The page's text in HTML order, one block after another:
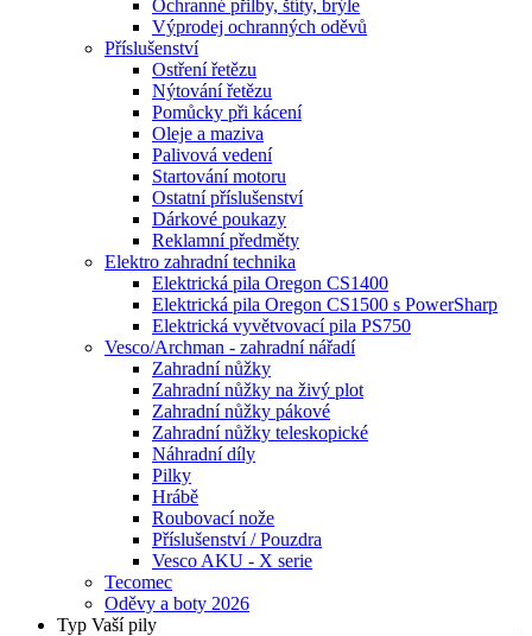
Ochranné přilby, štíty, brýle
Výprodej ochranných oděvů
Příslušenství
Ostření řetězu
Nýtování řetězu
Pomůcky při kácení
Oleje a maziva
Palivová vedení
Startování motoru
Ostatní příslušenství
Dárkové poukazy
Reklamní předměty
Elektro zahradní technika
Elektrická pila Oregon CS1400
Elektrická pila Oregon CS1500 s PowerSharp
Elektrická vyvětvovací pila PS750
Vesco/Archman - zahradní nářadí
Zahradní nůžky
Zahradní nůžky na živý plot
Zahradní nůžky pákové
Zahradní nůžky teleskopické
Náhradní díly
Pilky
Hrábě
Roubovací nože
Příslušenství / Pouzdra
Vesco AKU - X serie
Tecomec
Oděvy a boty 2026
Typ Vaší pily